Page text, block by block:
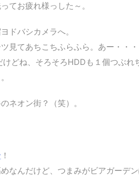
てお疲れ様っした～。
ドバシカメラへ。
見てあちこちふらふら。あー・・
けどね、そろそろHDDも１個つぶれ
ネオン街？（笑）。
！
なんだけど、つまみがビアガーデ